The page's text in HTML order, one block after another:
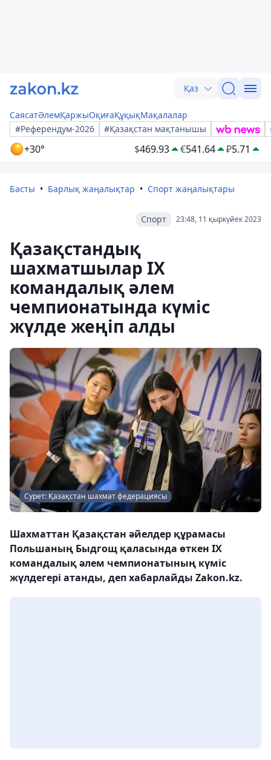
Қаз
СаясатӘлемҚаржыОқиғаҚұқықМақалалар
#Референдум-2026
#Қазақстан мақтанышы
+30° $469.93 €541.64 ₽5.71
Басты Барлық жаңалықтар Спорт жаңалықтары
23:48, 11 қыркүйек 2023
Спорт
Қазақстандық
шахматшылар ІХ
командалық әлем
чемпионатында күміс
жүлде жеңіп алды
Сурет: Қазақстан шахмат федерациясы
Шахматтан Қазақстан әйелдер құрамасы
Польшаның Быдгощ қаласында өткен ІХ
командалық әлем чемпионатының күміс
жүлдегері атанды, деп хабарлайды Zakon.kz.